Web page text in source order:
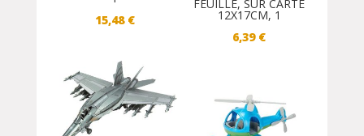
15,48 €
FEUILLE, SUR CARTE
12X17CM, 1
6,39 €